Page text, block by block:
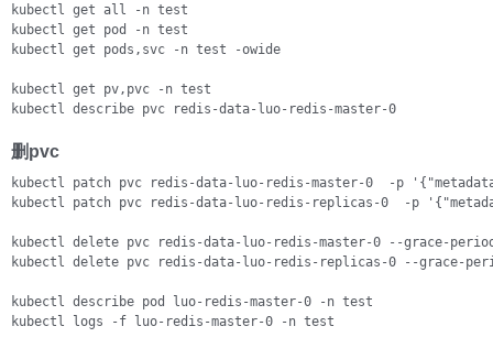
kubectl get all -n test
kubectl get pod -n test
kubectl get pods,svc -n test -owide
kubectl get pv,pvc -n test
kubectl describe pvc redis-data-luo-redis-master-0
删pvc
kubectl patch pvc redis-data-luo-redis-master-0  -p
kubectl patch pvc redis-data-luo-redis-replicas-0  -p
kubectl delete pvc redis-data-luo-redis-master-0 --grace-
kubectl delete pvc redis-data-luo-redis-replicas-0 --grace-
kubectl describe pod luo-redis-master-0 -n test
kubectl logs -f luo-redis-master-0 -n test